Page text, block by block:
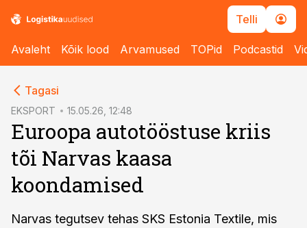
Telli
Avaleht Kõik lood Arvamused TOPid Podcastid
Tagasi
EKSPORT 15.05.26, 12:48
Euroopa autotööstuse kriis
tõi Narvas kaasa
koondamised
Narvas tegutsev tehas SKS Estonia Textile, mis